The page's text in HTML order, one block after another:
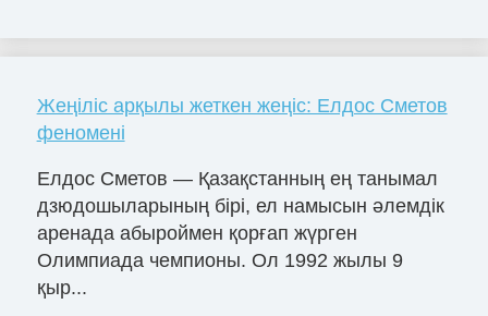
Жеңіліс арқылы жеткен жеңіс: Елдос Сметов
феномені
Елдос Сметов — Қазақстанның ең танымал
дзюдошыларының бірі, ел намысын әлемдік
аренада абыроймен қорғап жүрген
Олимпиада чемпионы. Ол 1992 жылы 9
қыр...